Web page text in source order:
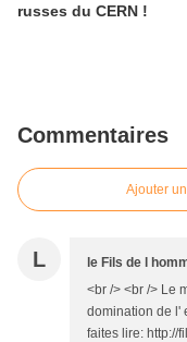
russes du CERN !
Commentaires
Ajouter
L le Fils de l
<br /> <br /> Le
domination de l'
faites lire: http://